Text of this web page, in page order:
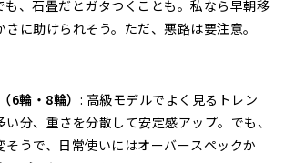
も、石畳だとガタつくことも。私なら早朝移
さに助けられそう。ただ、悪路は要注意。
6輪・8輪） : 高級モデルでよく見るトレン
い分、重さを分散して安定感アップ。でも、
そうで、日常使いにはオーバースペックか